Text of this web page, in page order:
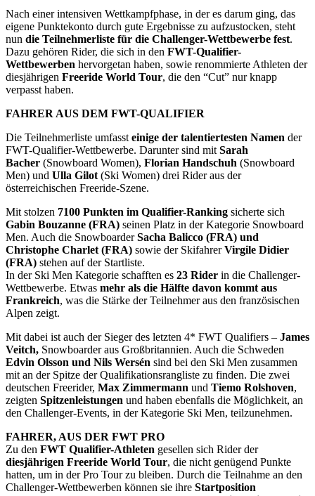
Nach einer intensiven Wettkampfphase, in der es darum ging, das
eigene Punktekonto durch gute Ergebnisse zu aufzustocken, steht
nun die Teilnehmerliste für die Challenger-Wettbewerbe fest.
Dazu gehören Rider, die sich in den FWT-Qualifier-
Wettbewerben hervorgetan haben, sowie renommierte Athleten der
diesjährigen Freeride World Tour, die den “Cut” nur knapp
verpasst haben.
FAHRER AUS DEM FWT-QUALIFIER
Die Teilnehmerliste umfasst einige der talentiertesten Namen der
FWT-Qualifier-Wettbewerbe. Darunter sind mit Sarah
Bacher (Snowboard Women), Florian Handschuh (Snowboard
Men) und Ulla Gilot (Ski Women) drei Rider aus der
österreichischen Freeride-Szene.
Mit stolzen 7100 Punkten im Qualifier-Ranking sicherte sich
Gabin Bouzanne (FRA) seinen Platz in der Kategorie Snowboard
Men. Auch die SnowboarderSacha Balicco (FRA) und
Christophe Charlet (FRA) sowie der SkifahrerVirgile Didier
(FRA) stehen auf der Startliste.
In der Ski Men Kategorie schafften es 23 Rider in die Challenger-
Wettbewerbe. Etwas mehr als die Hälfte davon kommt aus
Frankreich, was die Stärke der Teilnehmer aus den französischen
Alpen zeigt.
Mit dabei ist auch der Sieger des letzten 4* FWT Qualifiers – James
Veitch, Snowboarder aus Großbritannien. Auch die Schweden
Edvin Olsson und Nils Wersén sind bei den Ski Men zusammen
mit an der Spitze der Qualifikationsrangliste zu finden. Die zwei
deutschen Freerider, Max Zimmermann und Tiemo Rolshoven,
zeigten Spitzenleistungen und haben ebenfalls die Möglichkeit, an
den Challenger-Events, in der Kategorie Ski Men, teilzunehmen.
FAHRER, AUS DER FWT PRO
Zu den FWT Qualifier-Athleten gesellen sich Rider der
diesjährigen Freeride World Tour, die nicht genügend Punkte
hatten, um in der Pro Tour zu bleiben. Durch die Teilnahme an den
Challenger-Wettbewerben können sie ihre Startposition